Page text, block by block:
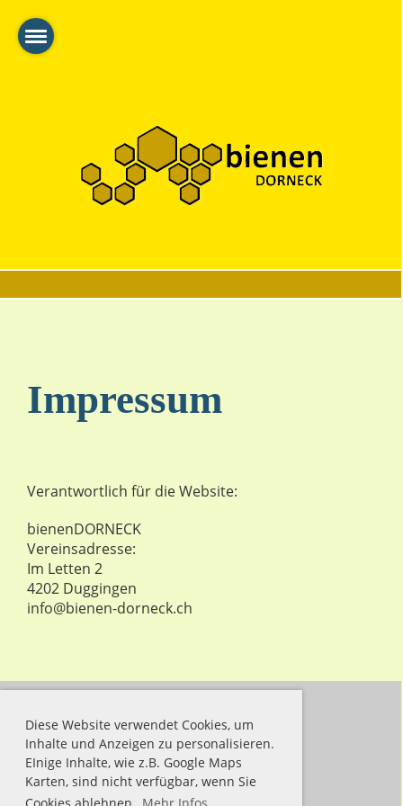
Diese Website verwendet Cookies, um
Inhalte und Anzeigen zu personalisieren.
EInige Inhalte, wie z.B. Google Maps
Karten, sind nicht verfügbar, wenn Sie
Impressum
Verantwortlich für die Website:
bienenDORNECK
Vereinsadresse:
Im Letten 2
4202 Duggingen
info@bienen-dorneck.ch
bienenDORNECK